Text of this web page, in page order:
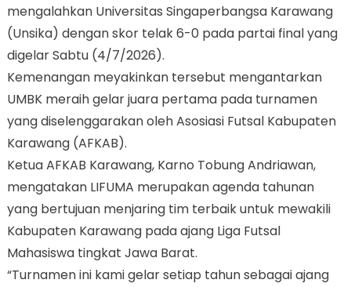
mengalahkan Universitas Singaperbangsa Karawang
(Unsika) dengan skor telak 6-0 pada partai final yang
digelar Sabtu (4/7/2026).
Kemenangan meyakinkan tersebut mengantarkan
UMBK meraih gelar juara pertama pada turnamen
yang diselenggarakan oleh Asosiasi Futsal Kabupaten
Karawang (AFKAB).
Ketua AFKAB Karawang, Karno Tobung Andriawan,
mengatakan LIFUMA merupakan agenda tahunan
yang bertujuan menjaring tim terbaik untuk mewakili
Kabupaten Karawang pada ajang Liga Futsal
Mahasiswa tingkat Jawa Barat.
“Turnamen ini kami gelar setiap tahun sebagai ajang